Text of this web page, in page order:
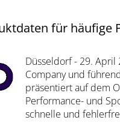
für
Düsseldorf - 29.
Company und
präsentiert auf dem
Performance- und
schnelle und